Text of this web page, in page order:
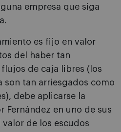
empresa que siga
es fijo en valor
del haber tan
de caja libres (los
son tan arriesgados como
debe aplicarse la
Fernández en uno de sus
de los escudos